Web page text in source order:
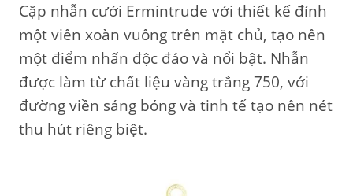
Cặp nhẫn cưới Ermintrude với thiết kế đính
một viên xoàn vuông trên mặt chủ, tạo nên
một điểm nhấn độc đáo và nổi bật. Nhẫn
được làm từ chất liệu vàng trắng 750, với
đường viền sáng bóng và tinh tế tạo nên nét
thu hút riêng biệt.